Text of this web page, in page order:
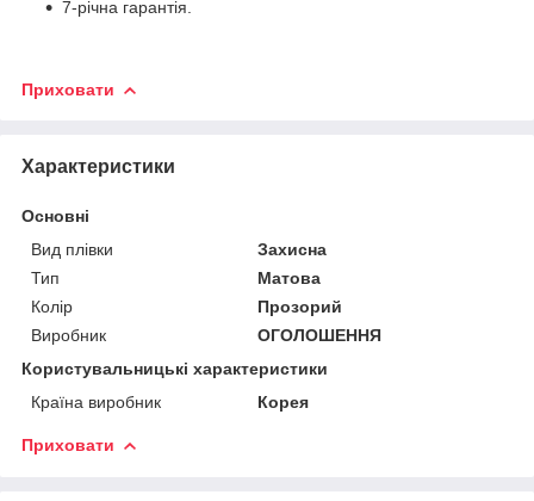
7-річна гарантія.
Приховати
Характеристики
Основні
Вид плівки
Захисна
Тип
Матова
Колір
Прозорий
Виробник
ОГОЛОШЕННЯ
Користувальницькі характеристики
Країна виробник
Корея
Приховати